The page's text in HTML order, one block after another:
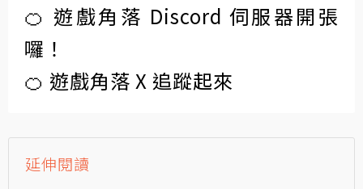
🍊 遊戲角落 Discord 伺服器開張
囉！
🍊 遊戲角落 X 追蹤起來
延伸閱讀